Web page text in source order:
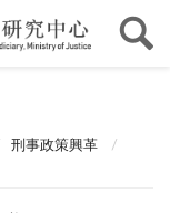
刑事政策興革